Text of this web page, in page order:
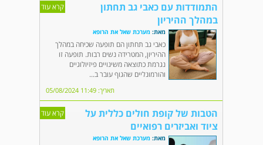
קרא עוד
התמודדות עם כאבי גב תחתון
במהלך ההיריון
מאת:מערכת שאל את הרופא
כאבי גב תחתון הם תופעה שכיחה במהלך
ההיריון, המטרידה נשים רבות. תופעה זו
נגרמת כתוצאה משינויים פיזיולוגיים
והורמונליים שהגוף עובר ב...
תאריך: 11:49 05/08/2024
קרא עוד
הטבות של קופת חולים כללית על
ציוד ואביזרים רפואיים
מאת:מערכת שאל את הרופא